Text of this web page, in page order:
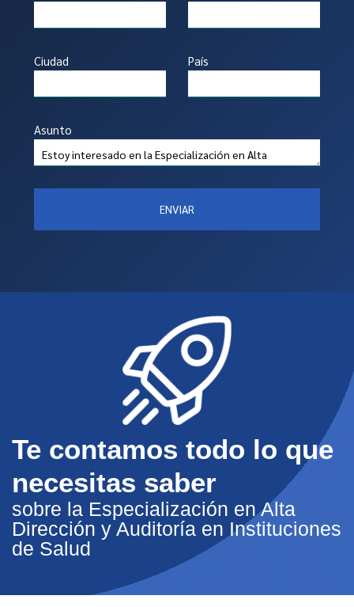
Ciudad País
Asunto
ENVIAR
Te contamos todo lo que
necesitas saber
sobre la Especialización en Alta
Dirección y Auditoría en Instituciones
de Salud